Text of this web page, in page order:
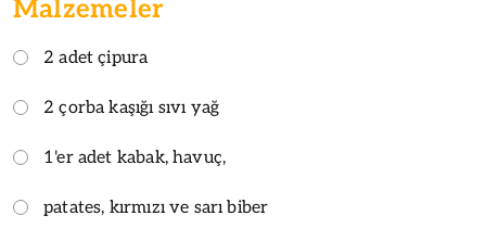
Malzemeler
2 adet çipura
2 çorba kaşığı sıvı yağ
1'er adet kabak, havuç,
patates, kırmızı ve sarı biber